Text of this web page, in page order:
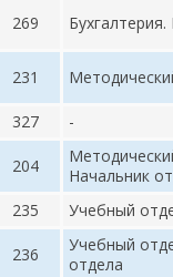
269 Бухгалтерия.
231
327 -
204
Начальник
235 Учебный
236
Учебный
отдела